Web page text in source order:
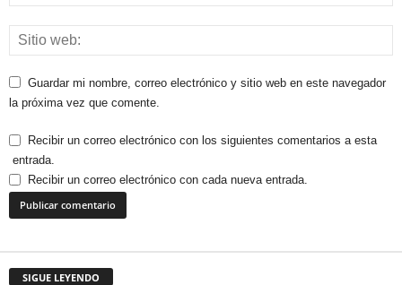
Guardar mi nombre, correo electrónico y sitio web en este navegador
la próxima vez que comente.
Recibir un correo electrónico con los siguientes comentarios a esta
entrada.
Recibir un correo electrónico con cada nueva entrada.
SIGUE LEYENDO